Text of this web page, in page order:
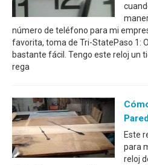
número de teléfono para mi
favorita, toma de Tri-StatePaso 1:
bastante fácil. Tengo este reloj un
rega
Este
para
reloj